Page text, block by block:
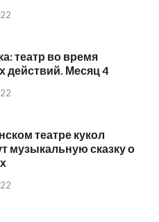
театр во время
действий. Месяц 4
театре кукол
музыкальную сказку о